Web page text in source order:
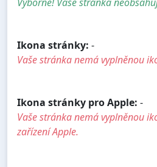
Ikona stránky: -
Vaše stránka nemá vyplněnou
Ikona stránky pro Apple: -
Vaše stránka nemá vyplněnou
zařízení Apple.